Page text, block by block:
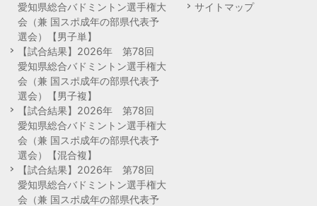
愛知県総合バドミントン選手権大
会（兼 国スポ成年の部県代表予
選会）【男子単】
【試合結果】2026年 第78回
愛知県総合バドミントン選手権大
会（兼 国スポ成年の部県代表予
選会）【男子複】
【試合結果】2026年 第78回
愛知県総合バドミントン選手権大
会（兼 国スポ成年の部県代表予
選会）【混合複】
【試合結果】2026年 第78回
愛知県総合バドミントン選手権大
会（兼 国スポ成年の部県代表予
サイトマップ